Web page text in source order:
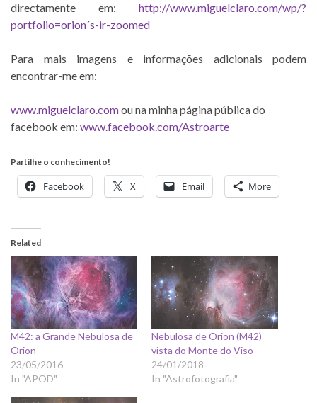
directamente em: http://www.miguelclaro.com/wp/?
portfolio=orion´s-ir-zoomed
Para mais imagens e informações adicionais podem
encontrar-me em:
www.miguelclaro.comou na minha página pública do
facebook em: www.facebook.com/Astroarte
Partilhe o conhecimento!
Facebook X Email More
Related
M42: a Grande Nebulosa de
Orion
23/05/2016
In "APOD"
Nebulosa de Orion (M42)
vista do Monte do Viso
24/01/2018
In "Astrofotografia"